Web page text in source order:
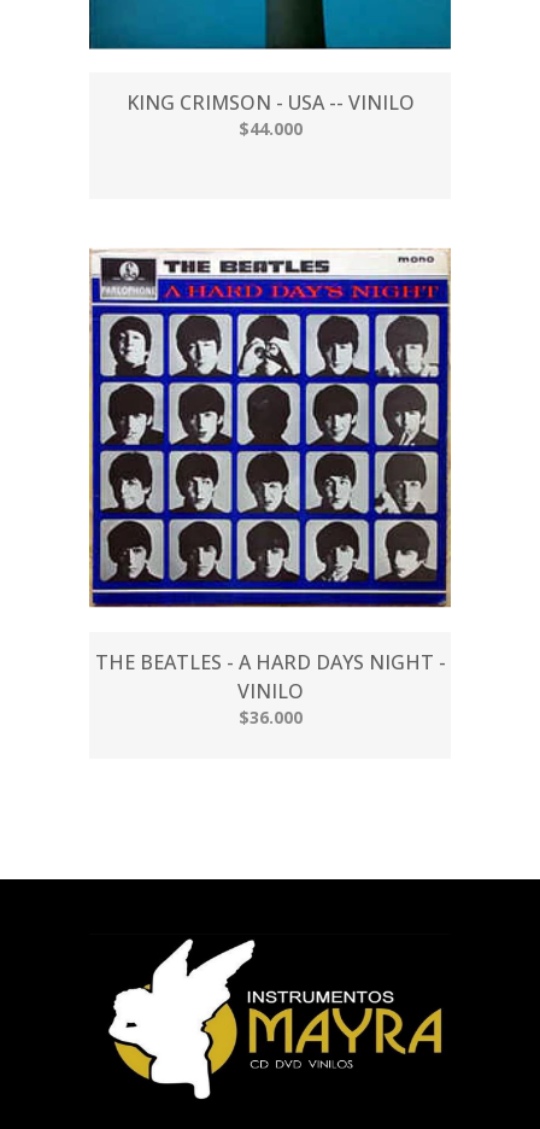
KING CRIMSON - USA -- VINILO
$44.000
THE BEATLES - A HARD DAYS NIGHT -
VINILO
$36.000